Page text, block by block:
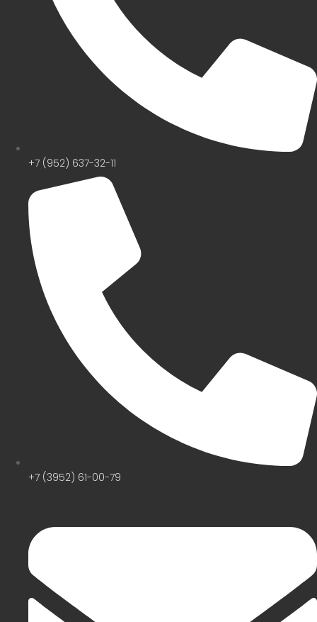
+7 (952) 637-32-11
+7 (3952) 61-00-79